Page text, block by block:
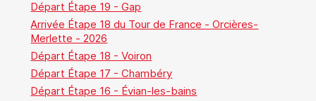
Départ Étape 19 - Gap
Arrivée Étape 18 du Tour de France - Orcières-
Merlette - 2026
Départ Étape 18 - Voiron
Départ Étape 17 - Chambéry
Départ Étape 16 - Évian-les-bains